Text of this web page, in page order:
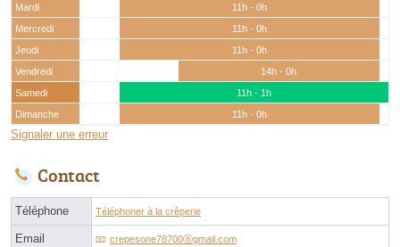
Mardi
11h - 0h
Mercredi
11h - 0h
Jeudi
11h - 0h
Vendredi
14h - 0h
Samedi
11h - 1h
Dimanche
11h - 0h
Signaler une erreur
Contact
Téléphone Téléphoner à la crêperie
Email crepesone78700ⓐgmail.com